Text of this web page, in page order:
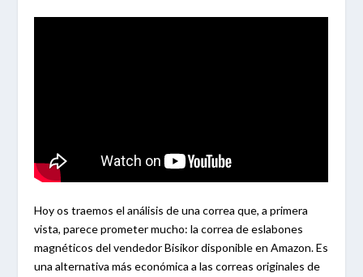
Hoy os traemos el análisis de una correa que, a primera
vista, parece prometer mucho: la correa de eslabones
magnéticos del vendedor Bisikor disponible en Amazon. Es
una alternativa más económica a las correas originales de